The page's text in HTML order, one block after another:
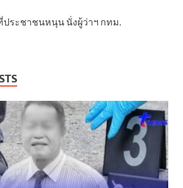
ประชาชนหนุน นั่งผู้ว่าฯ กทม.